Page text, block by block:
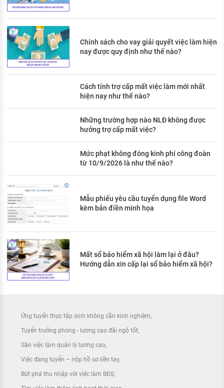
Chính sách cho vay giải quyết việc làm hiện
nay được quy định như thế nào?
Cách tính trợ cấp mất việc làm mới nhất
hiện nay như thế nào?
Những trường hợp nào NLĐ không được
hưởng trợ cấp mất việc?
Mức phạt không đóng kinh phí công đoàn
từ 10/9/2026 là như thế nào?
Mẫu phiếu yêu cầu tuyển dụng file Word
kèm bản điền minh họa
Mất sổ bảo hiểm xã hội làm lại ở đâu?
Hướng dẫn xin cấp lại sổ bảo hiểm xã hội?
Ứng tuyển thực tập sinh không cần kinh nghiệm
Tuyển trưởng phòng - lương cao đãi ngộ tốt
Săn việc làm quản lý lương cao
Việc đang tuyển – nộp hồ sơ liền tay
Bứt phá thu nhập với việc làm BĐS